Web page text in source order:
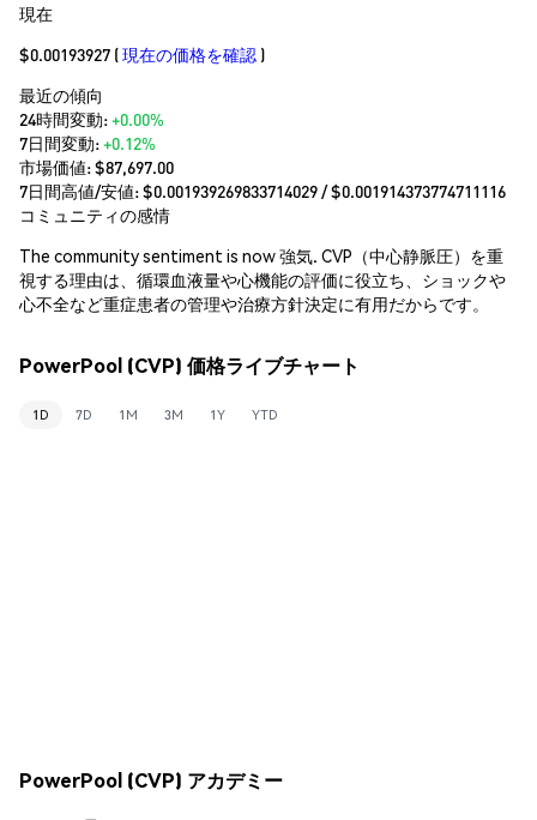
現在
$0.00193927 (現在の価格を確認 )
最近の傾向
24時間変動:+0.00%
7日間変動:+0.12%
市場価値:$87,697.00
7日間高値/安値: $0.001939269833714029/ $0.001914373774711116
コミュニティの感情
The community sentiment is now 強気. CVP（中心静脈圧）を重
視する理由は、循環血液量や心機能の評価に役立ち、ショックや
心不全など重症患者の管理や治療方針決定に有用だからです。
PowerPool (CVP) 価格ライブチャート
1D 7D 1M 3M 1Y YTD
PowerPool (CVP) アカデミー